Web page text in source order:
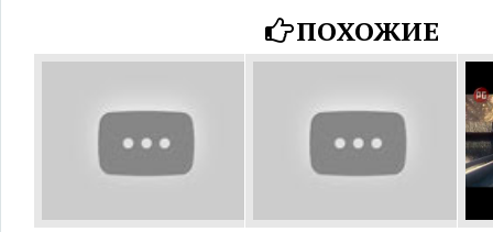
ПОХОЖИЕ